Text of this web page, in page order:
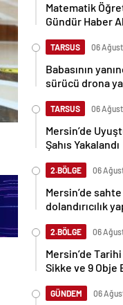
Matematik
Gündür Haber
TARSUS 06
Babasının
sürücü drona
TARSUS 06
Mersin’de
Şahıs Yakalandı
2.BÖLGE 06
Mersin’de
dolandırıcılık
2.BÖLGE 06
Mersin’de
Sikke ve 9 Obje
GÜNDEM 06